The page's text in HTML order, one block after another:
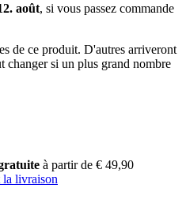
août, si vous passez commande
de ce produit. D'autres arriveront
changer si un plus grand nombre
à partir de € 49,90
la livraison